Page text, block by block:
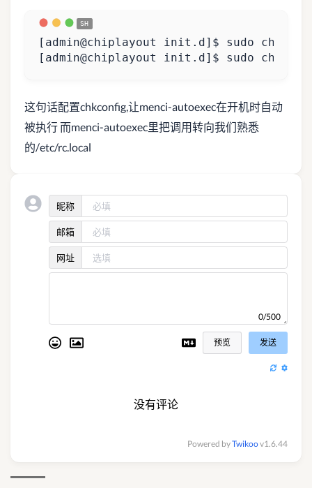
[ admin@chiplayout init.d]
[ admin@chiplayout init.d] $ sudo
这句话配置chkconfig,让menci-autoexec在开机时自动
被执行 而menci-autoexec里把调用转向我们熟悉
的/etc/rc.local
昵称
邮箱
网址
0/500
预览 发送
没有评论
Powered byTwikoov1.6.44